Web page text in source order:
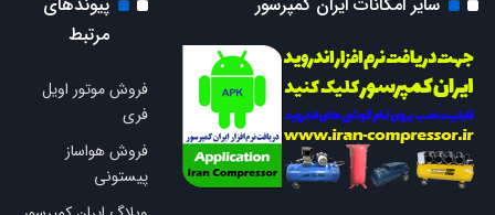
مرتبط
فروش موتور اویل
فری
فروش هواساز
پیستونی